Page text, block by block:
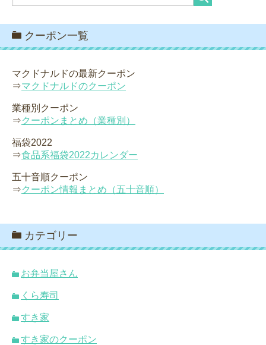
クーポン一覧
マクドナルドの最新クーポン
⇒マクドナルドのクーポン
業種別クーポン
⇒クーポンまとめ（業種別）
福袋2022
⇒食品系福袋2022カレンダー
五十音順クーポン
⇒クーポン情報まとめ（五十音順）
カテゴリー
お弁当屋さん
くら寿司
すき家
すき家のクーポン